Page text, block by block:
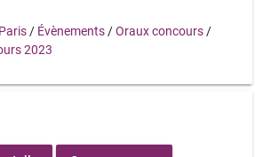
/ Évènements /Oraux concours /
2023